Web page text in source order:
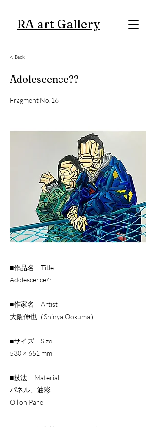
RA art Gallery
< Back
Adolescence??
Fragment No.16
■作品名 Title
Adolescence??
■作家名 Artist
大隈伸也（Shinya Ookuma）
■サイズ Size
530 × 652 mm
■技法 Material
パネル、油彩
Oil on Panel